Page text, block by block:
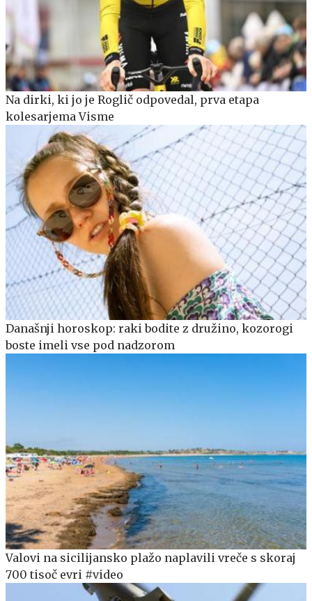
Na dirki, ki jo je Roglič odpovedal, prva etapa
kolesarjema Visme
Današnji horoskop: raki bodite z družino, kozorogi
boste imeli vse pod nadzorom
Valovi na sicilijansko plažo naplavili vreče s skoraj
700 tisoč evri #video